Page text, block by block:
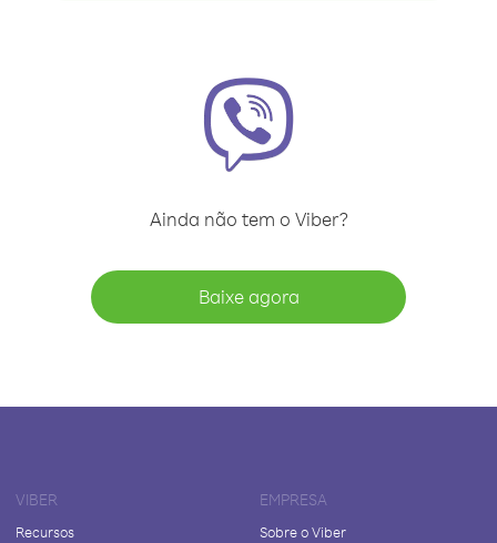
Ainda não tem o Viber?
Baixe agora
VIBER
Recursos
EMPRESA
Sobre o Viber